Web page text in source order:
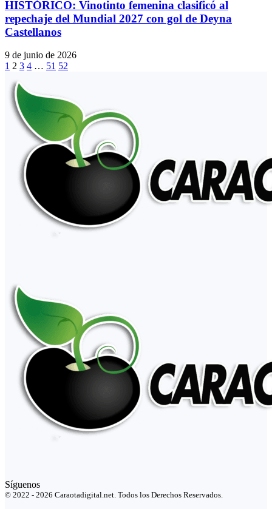
HISTÓRICO: Vinotinto femenina clasificó al
repechaje del Mundial 2027 con gol de Deyna
Castellanos
9 de junio de 2026
1 2 3 4 … 51 52
Síguenos
© 2022 - 2026 Caraotadigital.net. Todos los Derechos Reservados.